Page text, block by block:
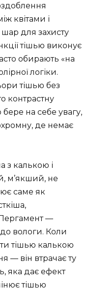
квітами і
для захисту
тішью виконує
обирають «на
логіки.
тішью без
контрастну
на себе увагу,
де немає
з калькою і
м’якший, не
саме як
Пергамент —
вологи. Коли
тішью калькою
— він втрачає ту
яка дає ефект
тішью